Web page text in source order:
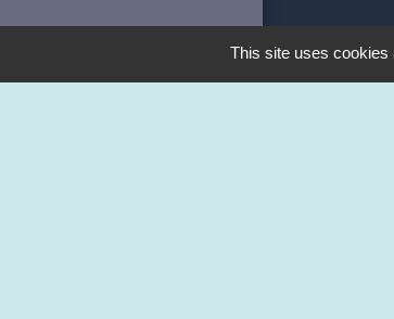
This site uses cookies